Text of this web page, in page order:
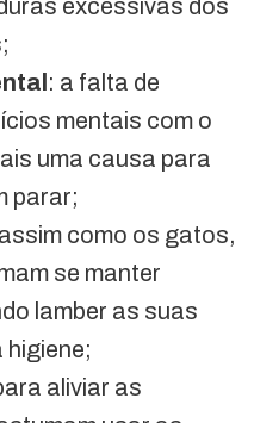
excessivas dos
: a falta de
mentais com o
uma causa para
parar;
como os gatos,
se manter
lamber as suas
aliviar as